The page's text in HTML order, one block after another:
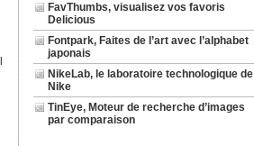
FavThumbs, visualisez vos favoris
Delicious
Fontpark, Faites de l’art avec l’alphabet
japonais
NikeLab, le laboratoire technologique de
Nike
TinEye, Moteur de recherche d’images
par comparaison